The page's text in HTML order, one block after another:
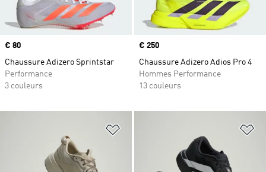
Prix
€ 80
Chaussure Adizero Sprintstar
Performance
3 couleurs
Prix
€ 250
Chaussure Adizero Adios Pro 4
Hommes Performance
13 couleurs
Ajouter à la Liste de produits